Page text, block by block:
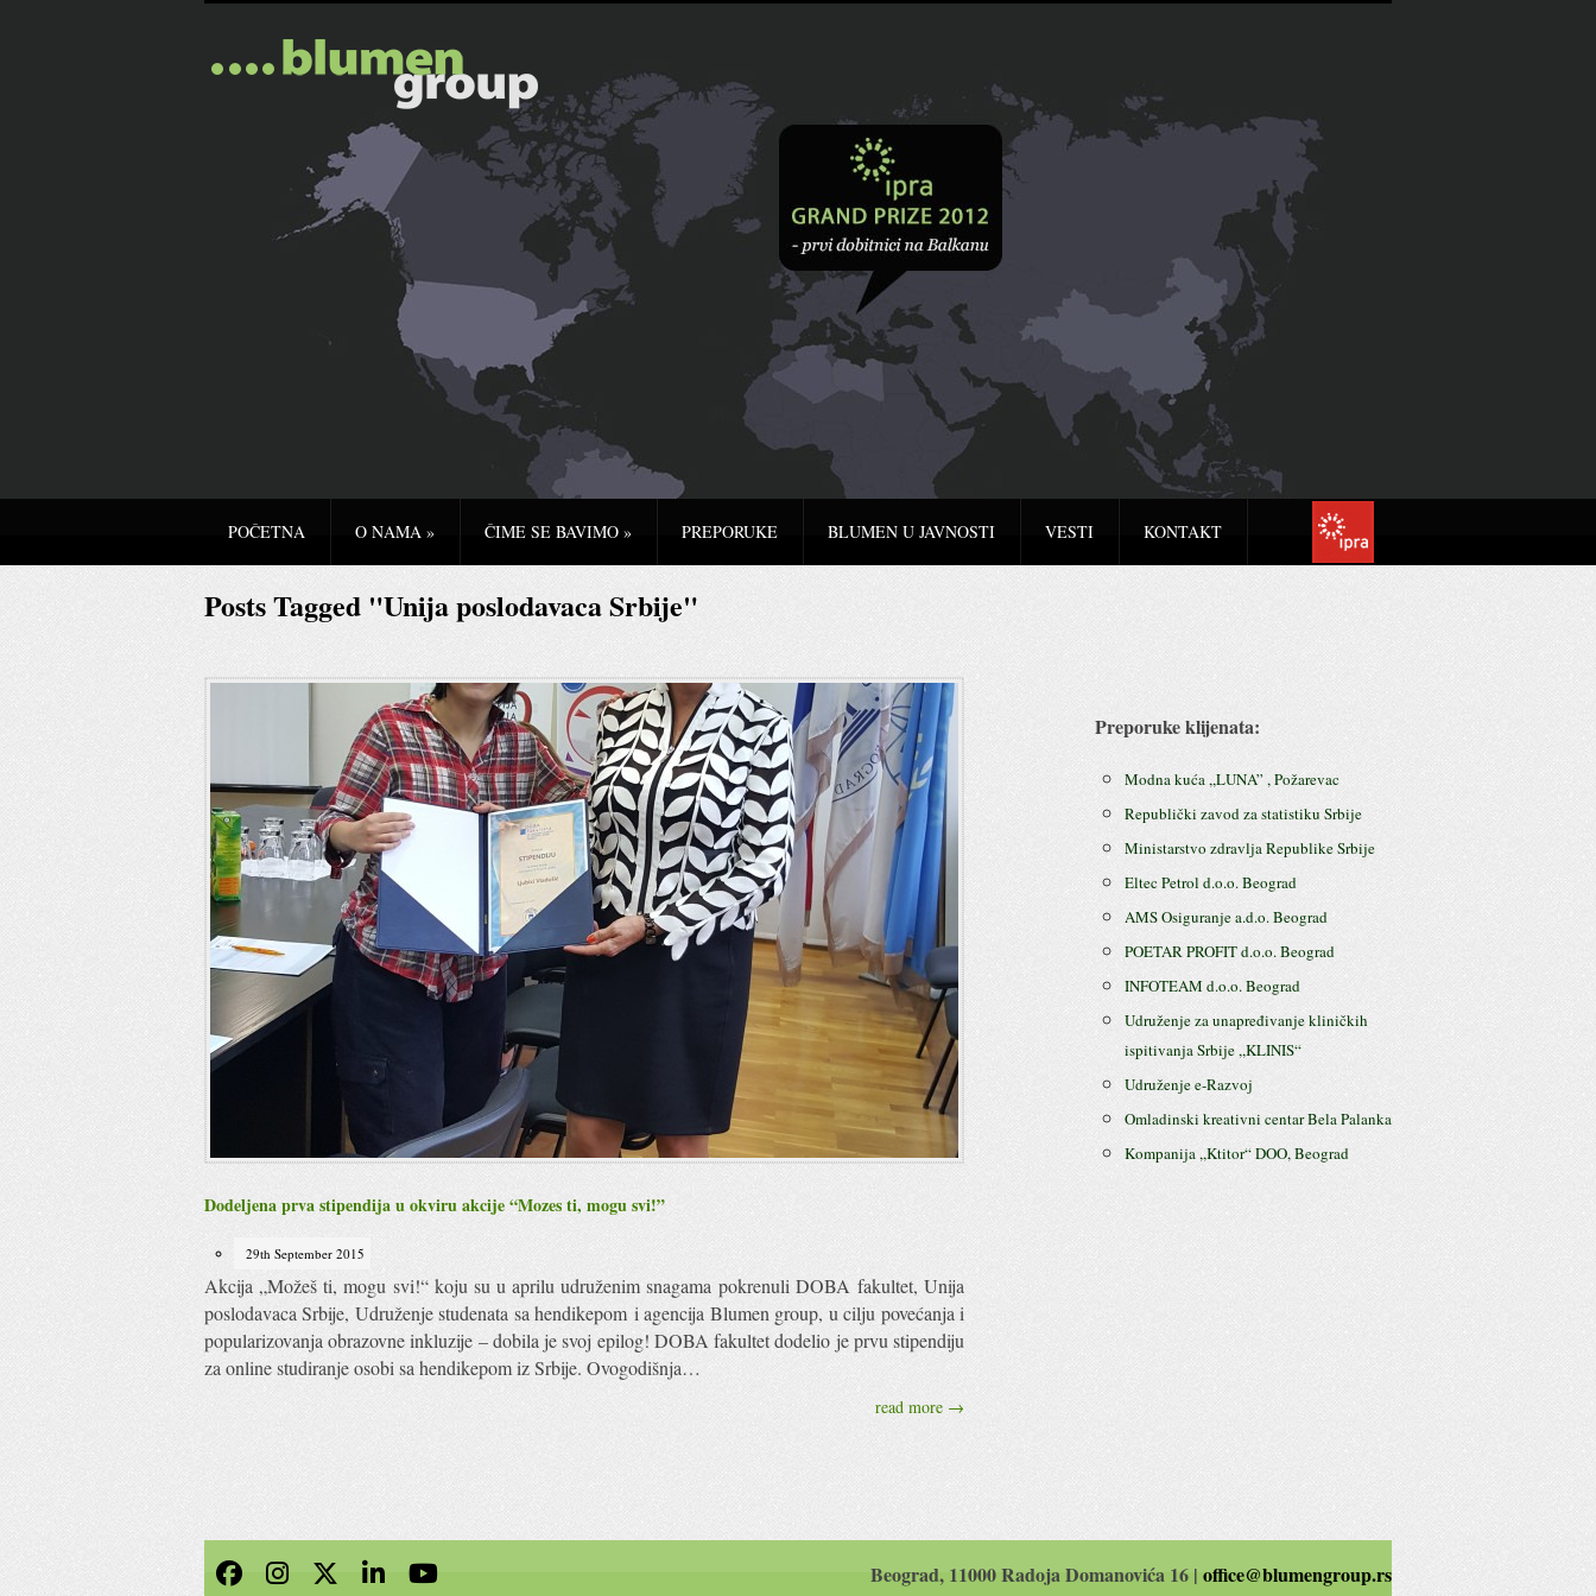
POČETNA O NAMA » ČIME SE BAVIMO » PREPORUKE BLUMEN U JAVNOSTI VESTI KONTAKT
Posts Tagged "Unija poslodavaca Srbije"
Dodeljena prva stipendija u okviru akcije “Mozes ti, mogu svi!”
29th September 2015
Akcija „Možeš ti, mogu svi!“ koju su u aprilu udruženim snagama pokrenuli DOBA fakultet, Unija
poslodavaca Srbije, Udruženje studenata sa hendikepom i agencija Blumen group, u cilju povećanja i
popularizovanja obrazovne inkluzije – dobila je svoj epilog! DOBA fakultet dodelio je prvu stipendiju
za online studiranje osobi sa hendikepom iz Srbije. Ovogodišnja…
read more →
Preporuke klijenata:
Modna kuća ,,LUNA” , Požarevac
Republički zavod za statistiku Srbije
Ministarstvo zdravlja Republike Srbije
Eltec Petrol d.o.o. Beograd
AMS Osiguranje a.d.o. Beograd
POETAR PROFIT d.o.o. Beograd
INFOTEAM d.o.o. Beograd
Udruženje za unapređivanje kliničkih
ispitivanja Srbije ,,KLINIS“
Udruženje e-Razvoj
Omladinski kreativni centar Bela Palanka
Kompanija ,,Ktitor“ DOO, Beograd
Beograd, 11000 Radoja Domanovića 16 | office@blumengroup.rs